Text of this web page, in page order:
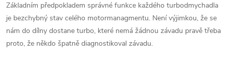
Základním předpokladem správné funkce každého turbodmychadla
je bezchybný stav celého motormanagmentu. Není výjimkou, že se
nám do dílny dostane turbo, které nemá žádnou závadu pravě třeba
proto, že někdo špatně diagnostikoval závadu.